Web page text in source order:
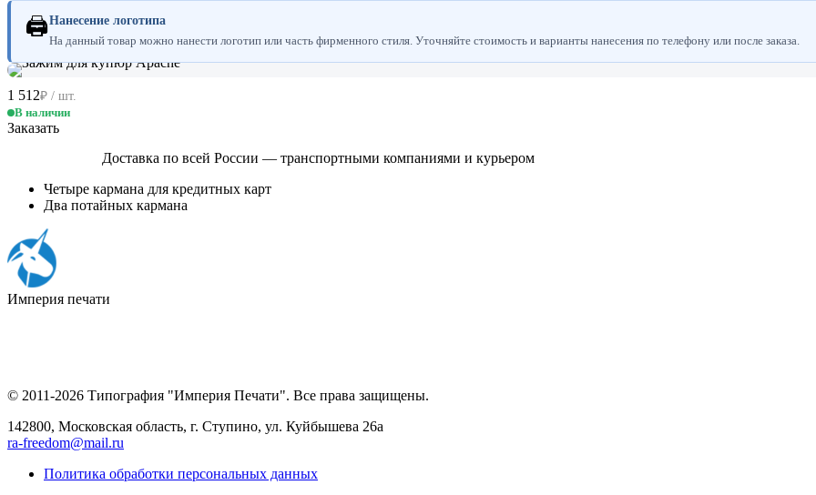
🖨Нанесение логотипа
На данный товар можно нанести логотип или часть фирменного стиля. Уточняйте стоимость и варианты нанесения по телефону или после заказа.
1 512₽ / шт.
В наличии
Заказать
Доставка по всей России — транспортными компаниями и курьером
Четыре кармана для кредитных карт
Два потайных кармана
Империя печати
© 2011-2026 Типография "Империя Печати". Все права защищены.
142800, Московская область, г. Ступино, ул. Куйбышева 26а
ra-freedom@mail.ru
Политика обработки персональных данных